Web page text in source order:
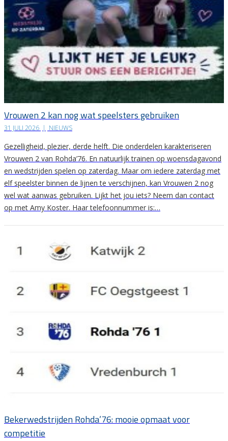
Vrouwen 2 kan nog wat speelsters gebruiken
31 JULI 2026 | NIEUWS
Gezelligheid, plezier, derde helft. Die onderdelen karakteriseren
Vrouwen 2 van Rohda’76. En natuurlijk trainen op woensdagavond
en wedstrijden spelen op zaterdag. Maar om iedere zaterdag met
elf speelster binnen de lijnen te verschijnen, kan Vrouwen 2 nog
wel wat aanwas gebruiken. Lijkt het jou iets? Neem dan contact
op met Amy Koster. Haar telefoonnummer is:…
Bekerwedstrijden Rohda’76: mooie opmaat voor
competitie